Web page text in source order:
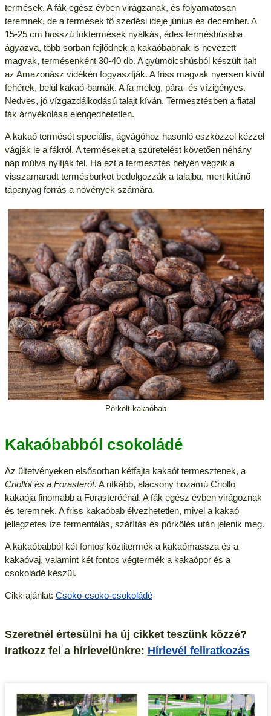
termések. A fák egész évben virágzanak, és folyamatosan
teremnek, de a termések fő szedési ideje június és december. A
15-25 cm hosszú toktermések nyálkás, édes terméshúsába
ágyazva, több sorban fejlődnek a kakaóbabnak is nevezett
magvak, termésenként 30-40 db. A gyümölcshúsból készült italt
az Amazonász vidékén fogyasztják. A friss magvak nyersen kívül
fehérek, belül kakaó-barnák. A fa meleg, pára- és vízigényes.
Nedves, jó vízgazdálkodású talajt kíván. Termesztésben a fiatal
fák árnyékolása elengedhetetlen.
A kakaó termését speciális, ágvágóhoz hasonló eszközzel kézzel
vágják le a fákról. A terméseket a szüretelést követően néhány
nap múlva nyitják fel. Ha ezt a termesztés helyén végzik a
visszamaradt termésburkot bedolgozzák a talajba, mert kitűnő
tápanyag forrás a növények számára.
Pörkölt kakaóbab
Kakaóbabból csokoládé
Az ültetvényeken elsősorban kétfajta kakaót termesztenek, a
Criollót és a Forasterót. A ritkább, alacsony hozamú Criollo
kakaója finomabb a Forasteróénál. A fák egész évben virágoznak
és teremnek. A friss kakaóbab élvezhetetlen, mivel a kakaó
jellegzetes íze fermentálás, szárítás és pörkölés után jelenik meg.
A kakaóbabból két fontos köztitermék a kakaómassza és a
kakaóvaj, valamint két fontos végtermék a kakaópor és a
csokoládé készül.
Cikk ajánlat: Csoko-csoko-csokoládé
Szeretnél értesülni ha új cikket teszünk közzé?
Iratkozz fel a hírlevelünkre: Hírlevél feliratkozás